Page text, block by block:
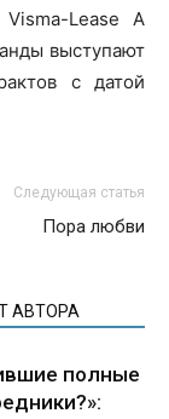
Lease A
выступают
с датой
Следующая статья
Пора любви
АВТОРА
полные